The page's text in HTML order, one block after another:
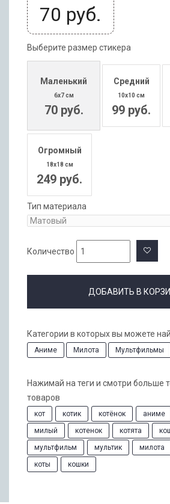
70 руб.
Выберите размер стикера
Маленький
6x7 см
70 руб.
Средний
10x10 см
99 руб.
Огромный
18x18 см
249 руб.
Тип материала
Количество
ДОБАВИТЬ В
Категории в которых вы можете
Аниме Милота Мультфильмы
Нажимай на теги и смотри больше
товаров
кот котик котёнок аниме
милый
котенок котята
мультфильм
мультик милота
коты
кошки